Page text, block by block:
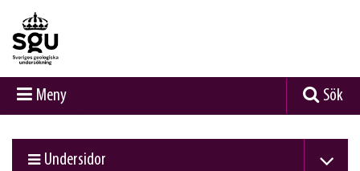
Meny Sök
Undersidor